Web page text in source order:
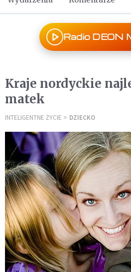
Radio DEON
Kraje nordyckie
matek
INTELIGENTNE ŻYCIE DZIECKO